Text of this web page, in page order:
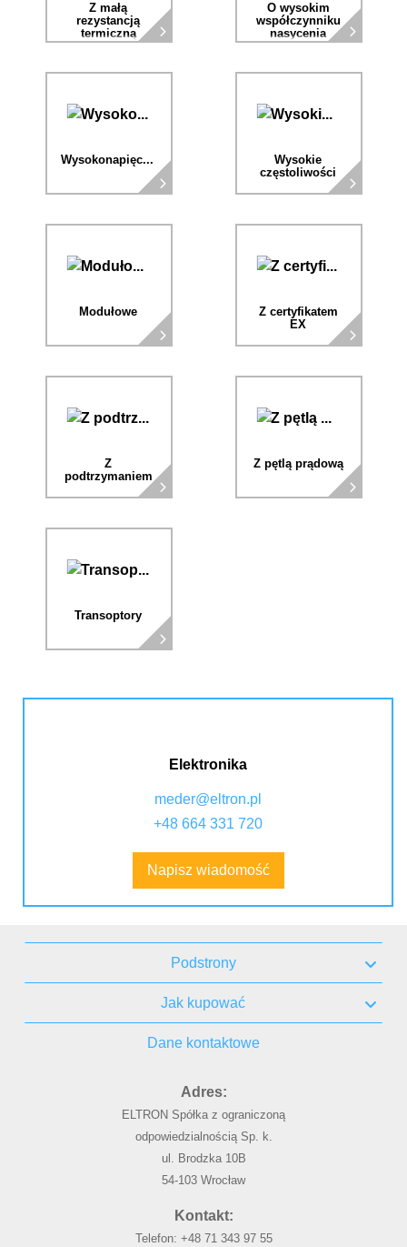
Z małą
rezystancją
termiczną
O wysokim
współczynniku
nasycenia
Wysokonapięciowe
Wysokie
częstoliwości
Modułowe
Z certyfikatem
EX
Z
podtrzymaniem
Z pętlą prądową
Transoptory
Elektronika
meder@eltron.pl
+48 664 331 720
Napisz wiadomość
Podstrony
Jak kupować
Dane kontaktowe
Adres:
ELTRON Spółka z ograniczoną
odpowiedzialnością Sp. k.
ul. Brodzka 10B
54-103 Wrocław
Kontakt:
Telefon: +48 71 343 97 55